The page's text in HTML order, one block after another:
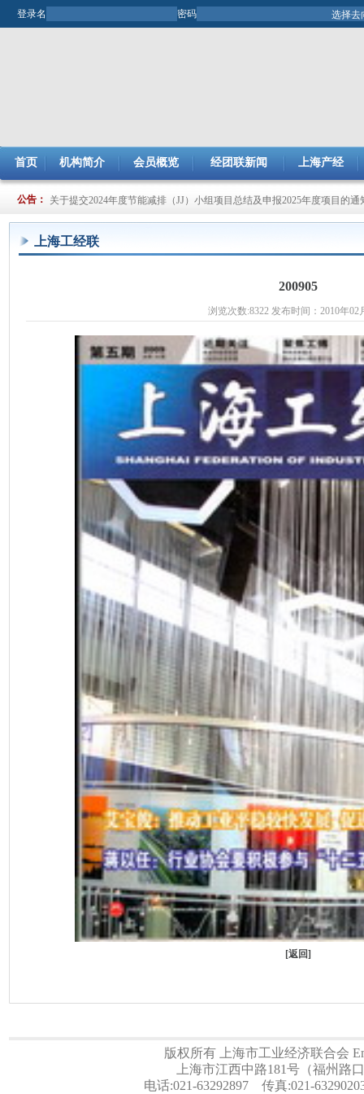
登录名 密码
首页 机构简介 会员概览 经团联新闻 上海产经
公告：
关于开展2025年市企业管理现代化创新成果评审工作的通知
关于提交2024年度节能减排（JJ）小组项目总结及申报2025年度项目的通
上海工经联
200905
浏览次数:8322 发布时间：2010年02
[返回]
版权所有 上海市工业经济联合会
上海市江西中路181号（福州路
电话:021-63292897 传真:021-